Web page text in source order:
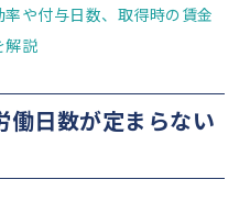
や付与日数、取得時の賃金
解説
日数が定まらない